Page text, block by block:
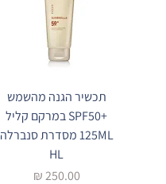
תכשיר הגנה מהשמש
+SPF50 במרקם קליל
125ML מסדרת סנברלה
HL
מחיר